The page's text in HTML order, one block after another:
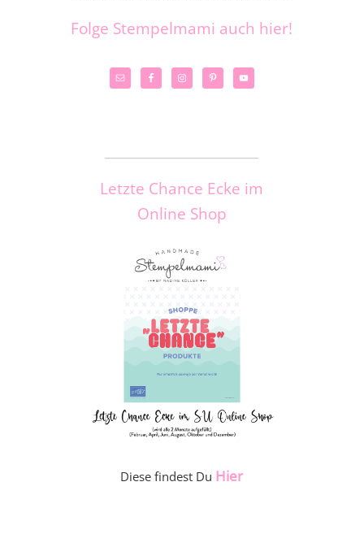
Folge Stempelmami auch hier!
Letzte Chance Ecke im
Online Shop
Diese findest Du Hier